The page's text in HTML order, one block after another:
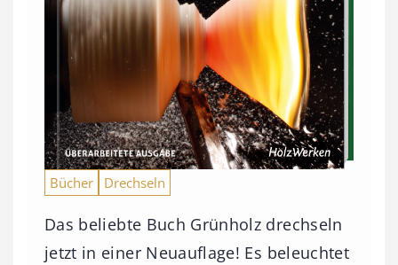
Bücher Drechseln
Das beliebte Buch Grünholz drechseln
jetzt in einer Neuauflage! Es beleuchtet